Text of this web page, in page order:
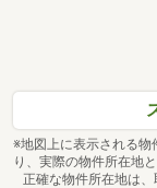
※地図上に表示される物
り、実際の物件所在地
正確な物件所在地は、